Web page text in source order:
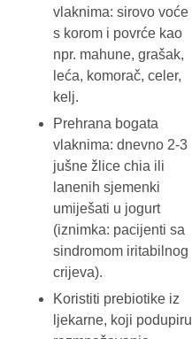
vlaknima: sirovo voće
s korom i povrće kao
npr. mahune, grašak,
leća, komorač, celer,
kelj.
Prehrana bogata
vlaknima: dnevno 2-3
jušne žlice chia ili
lanenih sjemenki
umiješati u jogurt
(iznimka: pacijenti sa
sindromom iritabilnog
crijeva).
Koristiti prebiotike iz
ljekarne, koji podupiru